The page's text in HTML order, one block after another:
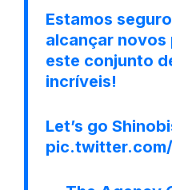
Estamos
alcançar novos
este conjunto
incríveis!
Let’s go